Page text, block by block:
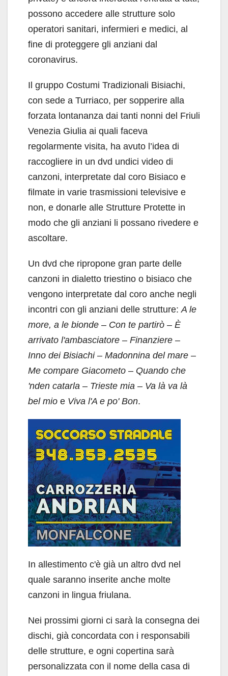
possono accedere alle strutture solo
operatori sanitari, infermieri e medici, al
fine di proteggere gli anziani dal
coronavirus.
Il gruppo Costumi Tradizionali Bisiachi,
con sede a Turriaco, per sopperire alla
forzata lontananza dai tanti nonni del Friuli
Venezia Giulia ai quali faceva
regolarmente visita, ha avuto l’idea di
raccogliere in un dvd undici video di
canzoni, interpretate dal coro Bisiaco e
filmate in varie trasmissioni televisive e
non, e donarle alle Strutture Protette in
modo che gli anziani li possano rivedere e
ascoltare.
Un dvd che ripropone gran parte delle
canzoni in dialetto triestino o bisiaco che
vengono interpretate dal coro anche negli
incontri con gli anziani delle strutture:A le
more, a le bionde – Con te partirò – È
arrivato l'ambasciatore – Finanziere –
Inno dei Bisiachi– Madonnina del mare –
Me compare Giacometo – Quando che
'nden catarla – Trieste mia – Va là va là
bel mio e Viva l'A e po' Bon.
In allestimento c'è già un altro dvd nel
quale saranno inserite anche molte
canzoni in lingua friulana.
Nei prossimi giorni ci sarà la consegna dei
dischi, già concordata con i responsabili
delle strutture, e ogni copertina sarà
personalizzata con il nome della casa di